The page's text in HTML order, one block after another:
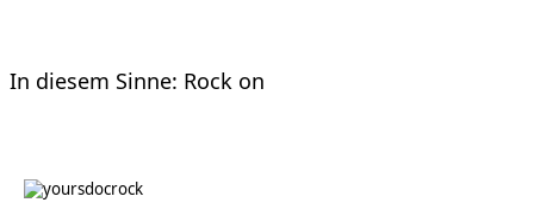
In diesem Sinne: Rock on